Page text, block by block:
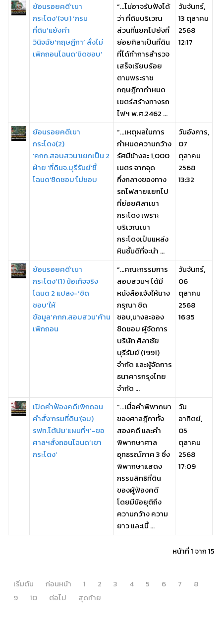
ย้อนรอยคดี‘เขา
กระโดง’(จบ) ‘กรม
ที่ดิน’แย้งคำ
วินิจฉัย‘กฤษฎีกา’ สั่งไม่
เพิกถอนโฉนด‘ชิดชอบ’
“…ไม่อาจรับฟังได้
ว่า ที่ดินบริเวณ
ส่วนที่แยกไปยังที่
ย่อยศิลาเป็นที่ดิน
ที่ได้ทำการสํารวจ
เสร็จเรียบร้อย
ตามพระราช
กฤษฎีกากำหนด
เขตร์สร้างทางรถ
ไฟฯ พ.ศ.2462 ...
วันจันทร์,
13 ตุลาคม
2568
12:17
ย้อนรอยคดีเขา
กระโดง(2)
'คกก.สอบสวน'แยกเป็น 2
ฝ่าย 'ที่ดินจ.บุรีรัมย์'ชี้
โฉนด'ชิดชอบ'ไม่ชอบ
“…เหตุผลในการ
กำหนดความกว้าง
รัศมีข้างละ 1,000
เมตร จากจุด
กึ่งกลางของทาง
รถไฟสายแยกไป
ที่ย่อยศิลาเขา
กระโดง เพราะ
บริเวณเขา
กระโดงเป็นแหล่ง
หินชั้นดีที่จะนํา ...
วันอังคาร,
07
ตุลาคม
2568
13:32
ย้อนรอยคดี‘เขา
กระโดง’(1) ข้อเท็จจริง
โฉนด 2 แปลง-‘ชิด
ชอบ’ให้
ข้อมูล‘คกก.สอบสวน’ค้าน
เพิกถอน
“…คณะกรรมการ
สอบสวนฯ ได้มี
หนังสือแจ้งให้นาง
กรุณา ชิด
ชอบ,นางละออง
ชิดชอบ ผู้จัดการ
บริษัท ศิลาชัย
บุรีรัมย์ (1991)
จำกัด และผู้จัดการ
ธนาคารกรุงไทย
จำกัด ...
วันจันทร์,
06
ตุลาคม
2568
16:35
เปิดคำฟ้องคดีเพิกถอน
คำสั่ง'กรมที่ดิน'(จบ)
รฟท.โต้ปม‘แผนที่ฯ’-ขอ
ศาลฯสั่งถอนโฉนด‘เขา
กระโดง’
“…เมื่อคำพิพากษา
ของศาลฎีกาทั้ง
สองคดี และคำ
พิพากษาศาล
อุทธรณ์ภาค 3 ซึ่ง
พิพากษาแสดง
กรรมสิทธิที่ดิน
ของผู้ฟ้องคดี
โดยมีข้อยุติถึง
ความกว้าง ความ
ยาว และเนื้ ...
วัน
อาทิตย์,
05
ตุลาคม
2568
17:09
หน้าที่ 1 จาก 15
เริ่มต้น ก่อนหน้า 1 2 3 4 5 6 7
8
9
10 ต่อไป สุดท้าย